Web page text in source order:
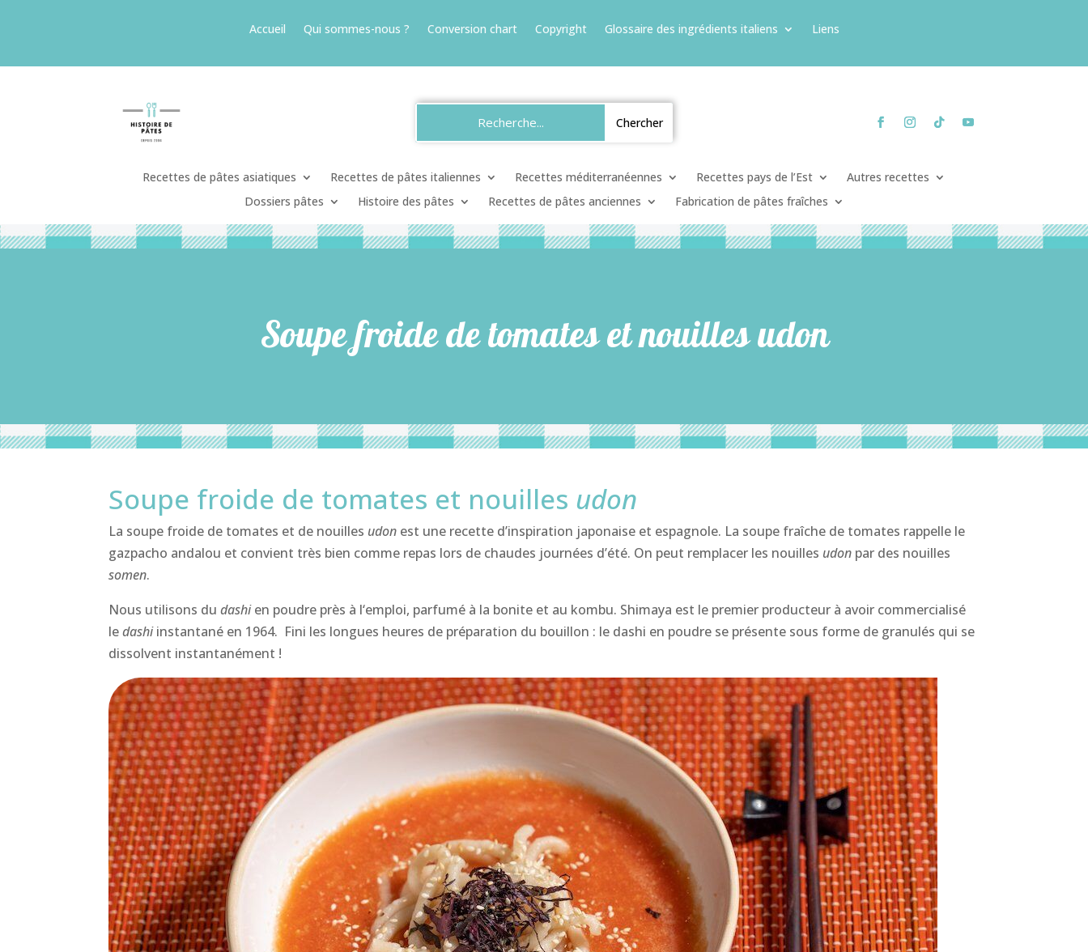
Accueil Qui sommes-nous ? Conversion chart Copyright Glossaire des ingrédients italiens Liens
Recettes de pâtes asiatiques Recettes de pâtes italiennes Recettes méditerranéennes Recettes pays de l’Est
Autres recettes
Dossiers pâtes
Histoire des pâtes Recettes de pâtes anciennes Fabrication de pâtes fraîches
Soupe froide de tomates et nouilles udon
Soupe froide de tomates et nouilles udon
La soupe froide de tomates et de nouilles udon est une recette d’inspiration japonaise et espagnole. La soupe fraîche de tomates rappelle le
gazpacho andalou et convient très bien comme repas lors de chaudes journées d’été. On peut remplacer les nouilles udon par des nouilles
somen.
Nous utilisons dudashien poudre près à l‘emploi, parfumé à la bonite et au kombu. Shimaya est le premier producteur à avoir commercialisé
ledashiinstantané en 1964. Fini les longues heures de préparation du bouillon : le dashi en poudre se présente sous forme de granulés qui se
dissolvent instantanément !